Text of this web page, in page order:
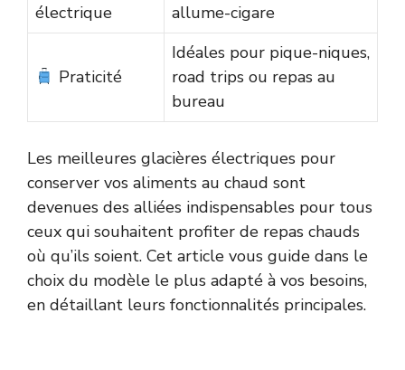
électrique
allume-cigare
Praticité
Idéales pour pique-niques,
road trips ou repas au
bureau
Les meilleures glacières électriques pour
conserver vos aliments au chaud sont
devenues des alliées indispensables pour tous
ceux qui souhaitent profiter de repas chauds
où qu’ils soient. Cet article vous guide dans le
choix du modèle le plus adapté à vos besoins,
en détaillant leurs fonctionnalités principales.